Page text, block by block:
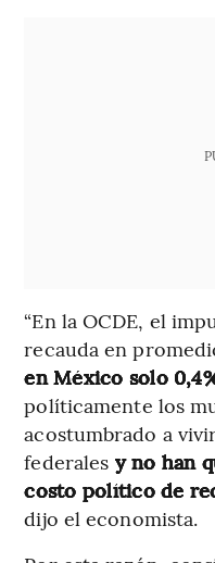
“En la OCDE, el
recauda en
en México solo
políticamente los
acostumbrado a
federales y no han
costo político de
dijo el economista.